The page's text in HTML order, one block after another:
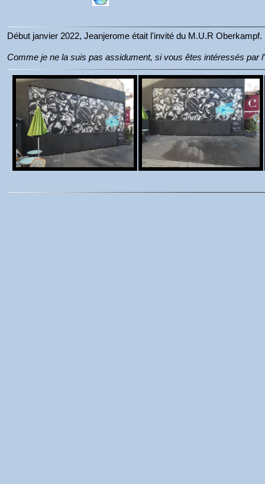
Début janvier 2022, Jeanjerome était l'invité du M.U.R Oberkampf.
Comme je ne la suis pas assidument, si vous êtes intéressés par